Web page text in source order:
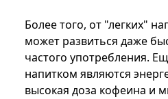
Более того, от "легких"
может развиться даже
частого употребления.
напитком являются
высокая доза кофеина и